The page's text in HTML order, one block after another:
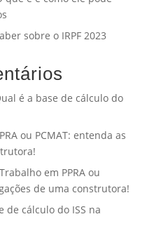
sobre o IRPF 2023
é a base de cálculo do
ou PCMAT: entenda as
em PPRA ou
de uma construtora!
de cálculo do ISS na